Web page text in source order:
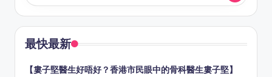
最快最新
【婁子堅醫生好唔好？香港市民眼中的骨科醫生婁子堅】